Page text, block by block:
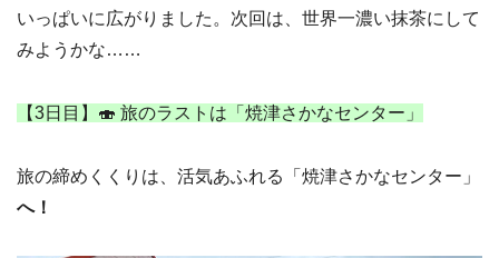
いっぱいに広がりました。次回は、世界一濃い抹茶にして
みようかな……
【3日目】🍣 旅のラストは「焼津さかなセンター」
旅の締めくくりは、活気あふれる「焼津さかなセンター」
へ！